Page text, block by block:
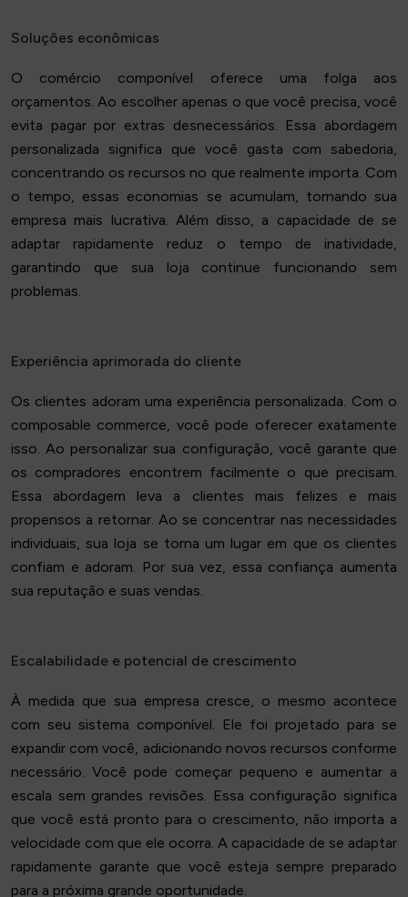
Soluções econômicas
O comércio componível oferece uma folga aos
orçamentos. Ao escolher apenas o que você precisa, você
evita pagar por extras desnecessários. Essa abordagem
personalizada significa que você gasta com sabedoria,
concentrando os recursos no que realmente importa. Com
o tempo, essas economias se acumulam, tornando sua
empresa mais lucrativa. Além disso, a capacidade de se
adaptar rapidamente reduz o tempo de inatividade,
garantindo que sua loja continue funcionando sem
problemas.
Experiência aprimorada do cliente
Os clientes adoram uma experiência personalizada. Com o
composable commerce, você pode oferecer exatamente
isso. Ao personalizar sua configuração, você garante que
os compradores encontrem facilmente o que precisam.
Essa abordagem leva a clientes mais felizes e mais
propensos a retornar. Ao se concentrar nas necessidades
individuais, sua loja se torna um lugar em que os clientes
confiam e adoram. Por sua vez, essa confiança aumenta
sua reputação e suas vendas.
Escalabilidade e potencial de crescimento
À medida que sua empresa cresce, o mesmo acontece
com seu sistema componível. Ele foi projetado para se
expandir com você, adicionando novos recursos conforme
necessário. Você pode começar pequeno e aumentar a
escala sem grandes revisões. Essa configuração significa
que você está pronto para o crescimento, não importa a
velocidade com que ele ocorra. A capacidade de se adaptar
rapidamente garante que você esteja sempre preparado
para a próxima grande oportunidade.